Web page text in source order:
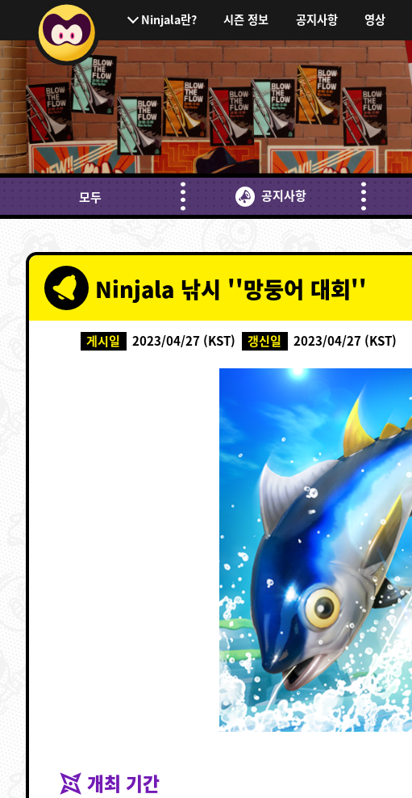
Ninjala란? 시즌 정보 공지사항 영상
모두 공지사항
Ninjala 낚시 ''망둥어 대회''
게시일 2023/04/27 (KST) 갱신일 2023/04/27 (KST)
개최 기간